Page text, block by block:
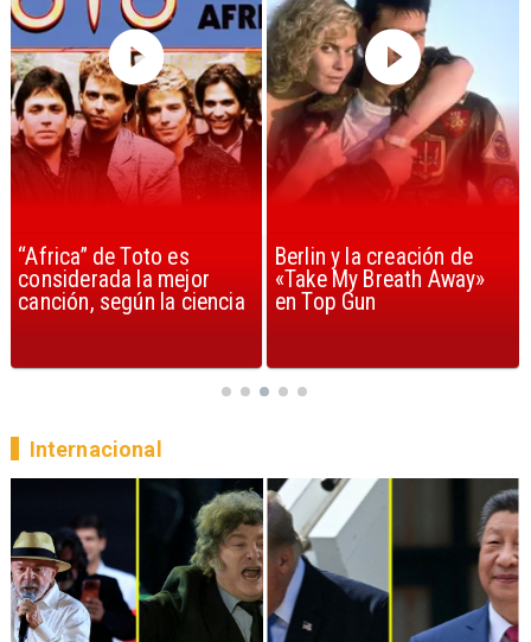
“Africa” de Toto es
considerada la mejor
canción, según la ciencia
Berlin y la creación de
«Take My Breath Away»
en Top Gun
Internacional